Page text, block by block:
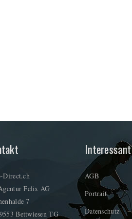
Direct.ch
Felix AG
7
Bettwiesen TG
Interessant
AGB
Portrait
Datenschutz